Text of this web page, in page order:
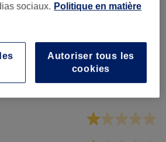
sociaux. Politique en matière
Autoriser tous les
cookies